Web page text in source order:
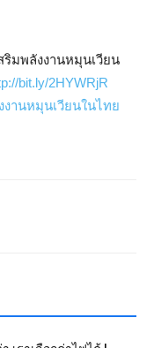
ริมพลังงานหมุนเวียน
bit.ly/2HYWRjR
งานหมุนเวียนในไทย